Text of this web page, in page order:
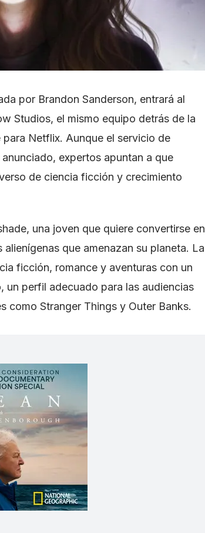
por Brandon Sanderson, entrará al
Studios, el mismo equipo detrás de la
Netflix. Aunque el servicio de
expertos apuntan a que
de ciencia ficción y crecimiento
una joven que quiere convertirse en
que amenazan su planeta. La
ficción, romance y aventuras con un
perfil adecuado para las audiencias
como Stranger Things y Outer Banks.